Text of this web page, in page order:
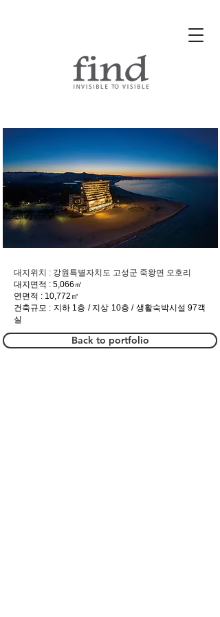
대지위치 : 강원특별자치도 고성군 죽왕면 오호리
대지면적 : 5,066㎡
연면적 : 10,772㎡
건축규모 : 지하 1층 / 지상 10층 / 생활숙박시설 97객
실
Back to portfolio